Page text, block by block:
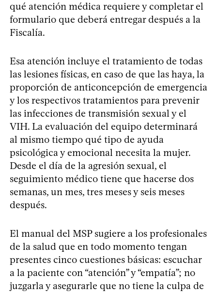
qué atención médica requiere y completar el
formulario que deberá entregar después a la
Fiscalía.
Esa atención incluye el tratamiento de todas
las lesiones físicas, en caso de que las haya, la
proporción de anticoncepción de emergencia
y los respectivos tratamientos para prevenir
las infecciones de transmisión sexual y el
VIH. La evaluación del equipo determinará
al mismo tiempo qué tipo de ayuda
psicológica y emocional necesita la mujer.
Desde el día de la agresión sexual, el
seguimiento médico tiene que hacerse dos
semanas, un mes, tres meses y seis meses
después.
El manual del MSP sugiere a los profesionales
de la salud que en todo momento tengan
presentes cinco cuestiones básicas: escuchar
a la paciente con “atención” y “empatía”; no
juzgarla y asegurarle que no tiene la culpa de